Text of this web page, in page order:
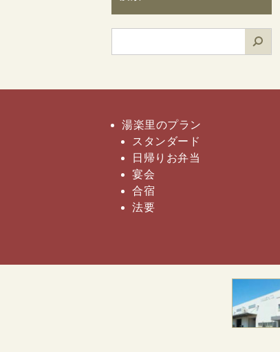
湯楽里のプラン
スタンダード
日帰りお弁当
宴会
合宿
法要